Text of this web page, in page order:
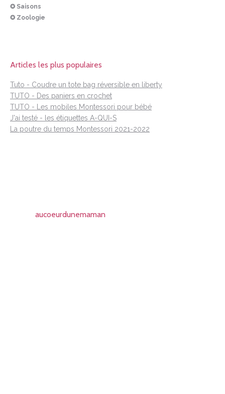
✪ Saisons
✪ Zoologie
Articles les plus populaires
Tuto - Coudre un tote bag réversible en liberty
TUTO - Des paniers en crochet
TUTO - Les mobiles Montessori pour bébé
J'ai testé - les étiquettes A-QUI-S
La poutre du temps Montessori 2021-2022
aucoeurdunemaman